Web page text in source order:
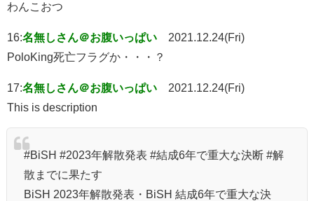
わんこおつ
16:名無しさん＠お腹いっぱい
2021.12.24(Fri)
PoloKing死亡フラグか・・・？
17:名無しさん＠お腹いっぱい
2021.12.24(Fri)
This is description
#BiSH #2023年解散発表 #結成6年で重大な決断 #解
散までに果たす
BiSH 2023年解散発表・BiSH 結成6年で重大な決